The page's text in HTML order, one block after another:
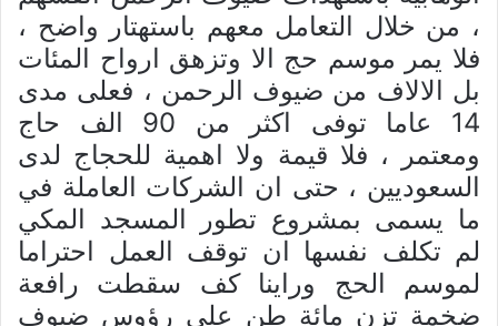
، من خلال التعامل معهم باستهتار واضح ،
فلا یمر موسم حج الا وتزهق ارواح المئات
بل الالاف من ضیوف الرحمن ، فعلی مدی
14 عاما توفی اکثر من 90 الف حاج
ومعتمر ، فلا قیمة ولا اهمیة للحجاج لدی
السعودیین ، حتی ان الشرکات العاملة في
ما یسمی بمشروع تطور المسجد المکي
لم تکلف نفسها ان توقف العمل احتراما
لموسم الحج وراینا کف سقطت رافعة
ضخمة تزن مائة طن علی رؤوس ضیوف